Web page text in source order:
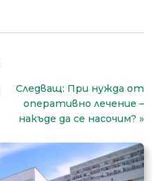
Следващ: При нужда от
оперативно лечение –
накъде да се насочим?